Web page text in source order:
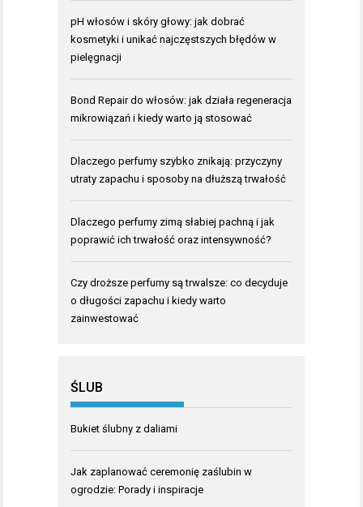
pH włosów i skóry głowy: jak dobrać
kosmetyki i unikać najczęstszych błędów w
pielęgnacji
Bond Repair do włosów: jak działa regeneracja
mikrowiązań i kiedy warto ją stosować
Dlaczego perfumy szybko znikają: przyczyny
utraty zapachu i sposoby na dłuższą trwałość
Dlaczego perfumy zimą słabiej pachną i jak
poprawić ich trwałość oraz intensywność?
Czy droższe perfumy są trwalsze: co decyduje
o długości zapachu i kiedy warto
zainwestować
ŚLUB
Bukiet ślubny z daliami
Jak zaplanować ceremonię zaślubin w
ogrodzie: Porady i inspiracje